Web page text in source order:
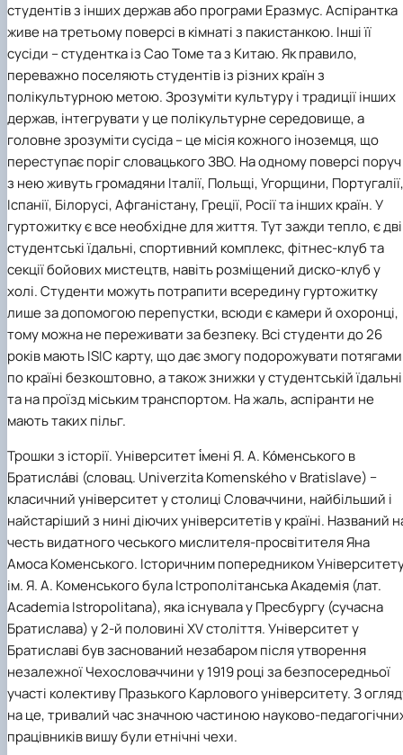
студентів з інших держав або програми Еразмус. Аспірантка
живе на третьому поверсі в кімнаті з пакистанкою. Інші її
сусіди – студентка із Сао Томе та з Китаю. Як правило,
переважно поселяють студентів із різних країн з
полікультурною метою. Зрозуміти культуру і традиції інших
держав, інтегрувати у це полікультурне середовище, а
головне зрозуміти сусіда – це місія кожного іноземця, що
переступає поріг словацького ЗВО. На одному поверсі поруч
з нею живуть громадяни Італії, Польщі, Угорщини, Португалії,
Іспанії, Білорусі, Афганістану, Греції, Росії та інших країн. У
гуртожитку є все необхідне для життя. Тут зажди тепло, є дві
студентські їдальні, спортивний комплекс, фітнес-клуб та
секції бойових мистецтв, навіть розміщений диско-клуб у
холі. Студенти можуть потрапити всередину гуртожитку
лише за допомогою перепустки, всюди є камери й охоронці,
тому можна не переживати за безпеку. Всі студенти до 26
років мають ISIC карту, що дає змогу подорожувати потягами
по країні безкоштовно, а також знижки у студентській їдальні
та на проїзд міським транспортом. На жаль, аспіранти не
мають таких пільг.
Трошки з історії. Університет і́мені Я. А. Ко́менського в
Братисла́ві (словац. Univerzita Komenského v Bratislave) −
класичний університет у столиці Словаччини, найбільший і
найстаріший з нині діючих університетів у країні. Названий
честь видатного чеського мислителя-просвітителя Яна
Амоса Коменського. Історичним попередником
ім. Я. А. Коменського була Істрополітанська Академія (лат.
Academia Istropolitana), яка існувала у Пресбургу (сучасна
Братислава) у 2-й половині XV століття. Університет у
Братиславі був заснований незабаром після утворення
незалежної Чехословаччини у 1919 році за безпосередньої
участі колективу Празького Карлового університету. З
на це, тривалий час значною частиною науково-
працівників вишу були етнічні чехи.